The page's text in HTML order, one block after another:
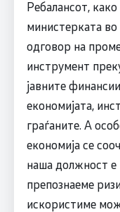
Ребалансот,
министерката во
одговор на
инструмент
јавните
економијата,
граѓаните. А
економија се
наша должност е
препознаеме
искористиме